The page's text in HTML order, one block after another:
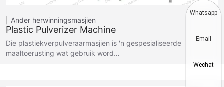
Ander herwinningsmasjien
Plastic Pulverizer Machine
Die plastiekverpulveraarmasjien is 'n gespesialiseerde
maaltoerusting wat gebruik word…
Whatsapp
Email
Wechat